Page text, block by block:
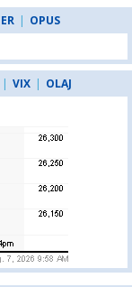
| OPUS
| VIX | OLAJ